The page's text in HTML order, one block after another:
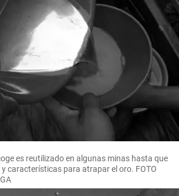
es reutilizado en algunas minas hasta que
características para atrapar el oro. FOTO